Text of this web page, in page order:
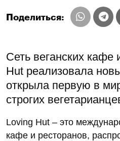
Поделиться:
Сеть веганских кафе
Hut реализовала
открыла первую в
строгих
Loving Hut – это
кафе и ресторанов,